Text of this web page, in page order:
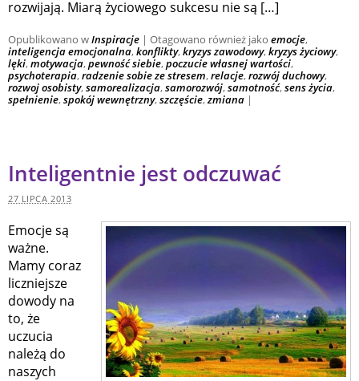
rozwijają. Miarą życiowego sukcesu nie są […]
Opublikowano wInspiracje | Otagowano również jako emocje,
inteligencja emocjonalna,konflikty,kryzys zawodowy,kryzys życiowy,
lęki,motywacja,pewność siebie,poczucie własnej wartości,
psychoterapia,radzenie sobie ze stresem,relacje,rozwój duchowy,
rozwoj osobisty,samorealizacja,samorozwój,samotność,sens życia,
spełnienie,spokój wewnętrzny,szczęście,zmiana |
Inteligentnie jest odczuwać
27 LIPCA 2013
Emocje są
ważne.
Mamy coraz
liczniejsze
dowody na
to, że
uczucia
należą do
naszych